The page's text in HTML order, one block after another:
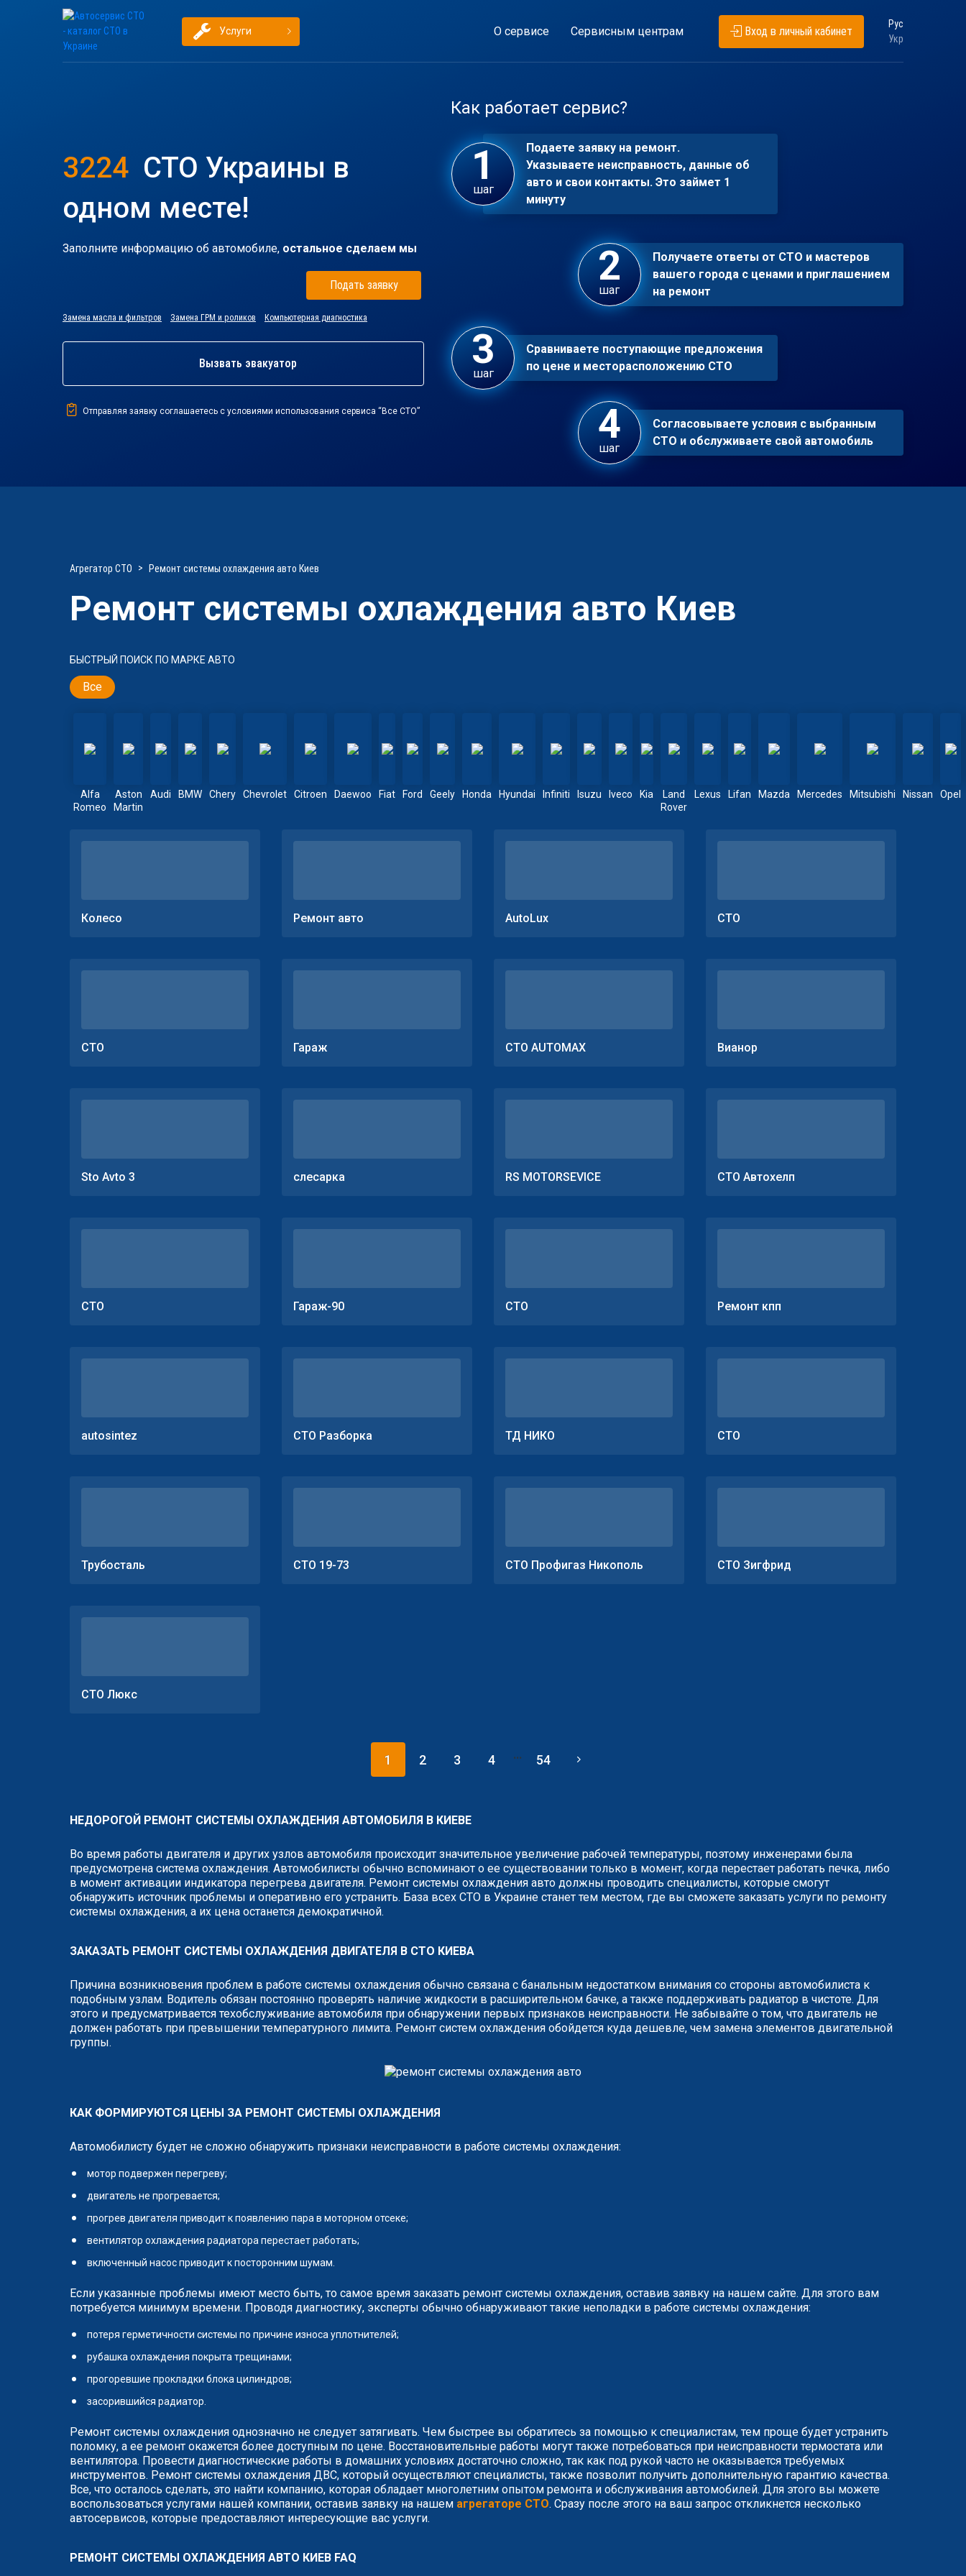
Услуги О сервисе Сервисным центрам Вход в личный кабинет
Рус
Укр
3224 СТО Украины в
одном месте!
Заполните информацию об автомобиле, остальное сделаем мы
Подать заявку
Замена масла и фильтров Замена ГРМ и роликов Компьютерная диагностика
Вызвать эвакуатор
Отправляя заявку соглашаетесь с условиями использования сервиса “Все СТО”
Как работает сервис?
шаг
Подаете заявку на ремонт.
Указываете неисправность, данные об
авто и свои контакты. Это займет 1
минуту
шаг
Получаете ответы от СТО и мастеров
вашего города с ценами и приглашением
на ремонт
шаг
Сравниваете поступающие предложения
по цене и месторасположению СТО
шаг
Согласовываете условия с выбранным
СТО и обслуживаете свой автомобиль
Агрегатор СТО Ремонт системы охлаждения авто Киев
Ремонт системы охлаждения авто Киев
БЫСТРЫЙ ПОИСК ПО МАРКЕ АВТО
Все
Alfa
Romeo
Aston
Martin
Audi BMW Chery Chevrolet Citroen Daewoo Fiat Ford Geely Honda Hyundai Infiniti Isuzu Iveco Kia
Land
Rover
Lexus Lifan Mazda Mercedes Mitsubishi Nissan Opel
Колесо Ремонт авто AutoLux СТО
СТО Гараж СТО AUTOMAX Вианор
Sto Avto 3 слесарка RS MOTORSEVICE СТО Автохелп
СТО Гараж-90 СТО Ремонт кпп
autosintez СТО Разборка ТД НИКО СТО
Трубосталь СТО 19-73 СТО Профигаз Никополь СТО Зигфрид
СТО Люкс
1 2 3 4 ... 54
НЕДОРОГОЙ РЕМОНТ СИСТЕМЫ ОХЛАЖДЕНИЯ АВТОМОБИЛЯ В КИЕВЕ
Во время работы двигателя и других узлов автомобиля происходит значительное увеличение рабочей температуры, поэтому инженерами была
предусмотрена система охлаждения. Автомобилисты обычно вспоминают о ее существовании только в момент, когда перестает работать печка, либо
в момент активации индикатора перегрева двигателя. Ремонт системы охлаждения авто должны проводить специалисты, которые смогут
обнаружить источник проблемы и оперативно его устранить. База всех СТО в Украине станет тем местом, где вы сможете заказать услуги по ремонту
системы охлаждения, а их цена останется демократичной.
ЗАКАЗАТЬ РЕМОНТ СИСТЕМЫ ОХЛАЖДЕНИЯ ДВИГАТЕЛЯ В СТО КИЕВА
Причина возникновения проблем в работе системы охлаждения обычно связана с банальным недостатком внимания со стороны автомобилиста к
подобным узлам. Водитель обязан постоянно проверять наличие жидкости в расширительном бачке, а также поддерживать радиатор в чистоте. Для
этого и предусматривается техобслуживание автомобиля при обнаружении первых признаков неисправности. Не забывайте о том, что двигатель не
должен работать при превышении температурного лимита. Ремонт систем охлаждения обойдется куда дешевле, чем замена элементов двигательной
группы.
КАК ФОРМИРУЮТСЯ ЦЕНЫ ЗА РЕМОНТ СИСТЕМЫ ОХЛАЖДЕНИЯ
Автомобилисту будет не сложно обнаружить признаки неисправности в работе системы охлаждения:
мотор подвержен перегреву;
двигатель не прогревается;
прогрев двигателя приводит к появлению пара в моторном отсеке;
вентилятор охлаждения радиатора перестает работать;
включенный насос приводит к посторонним шумам.
Если указанные проблемы имеют место быть, то самое время заказать ремонт системы охлаждения, оставив заявку на нашем сайте. Для этого вам
потребуется минимум времени. Проводя диагностику, эксперты обычно обнаруживают такие неполадки в работе системы охлаждения:
потеря герметичности системы по причине износа уплотнителей;
рубашка охлаждения покрыта трещинами;
прогоревшие прокладки блока цилиндров;
засорившийся радиатор.
Ремонт системы охлаждения однозначно не следует затягивать. Чем быстрее вы обратитесь за помощью к специалистам, тем проще будет устранить
поломку, а ее ремонт окажется более доступным по цене. Восстановительные работы могут также потребоваться при неисправности термостата или
вентилятора. Провести диагностические работы в домашних условиях достаточно сложно, так как под рукой часто не оказывается требуемых
инструментов. Ремонт системы охлаждения ДВС, который осуществляют специалисты, также позволит получить дополнительную гарантию качества.
Все, что осталось сделать, это найти компанию, которая обладает многолетним опытом ремонта и обслуживания автомобилей. Для этого вы можете
воспользоваться услугами нашей компании, оставив заявку на нашем агрегаторе СТО. Сразу после этого на ваш запрос откликнется несколько
автосервисов, которые предоставляют интересующие вас услуги.
РЕМОНТ СИСТЕМЫ ОХЛАЖДЕНИЯ АВТО КИЕВ FAQ